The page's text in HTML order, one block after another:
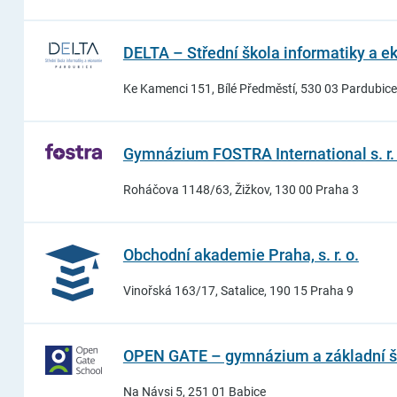
DELTA – Střední škola informatiky a
Ke Kamenci 151, Bílé Předměstí, 530 03 Pardubice
Gymnázium FOSTRA International s. r.
Roháčova 1148/63, Žižkov, 130 00 Praha 3
Obchodní akademie Praha, s. r. o.
Vinořská 163/17, Satalice, 190 15 Praha 9
OPEN GATE – gymnázium a základní
Na Návsi 5, 251 01 Babice